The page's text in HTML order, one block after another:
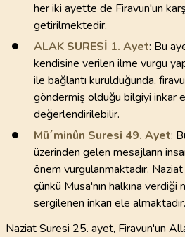
her iki ayette de Firavun'un
getirilmektedir.
ALAK SURESİ 1. Ayet: Bu
kendisine verilen ilme vurgu
ile bağlantı kurulduğunda,
göndermiş olduğu bilgiyi inkar
değerlendirilebilir.
Mü´minûn Suresi 49. Ayet:
üzerinden gelen mesajların
önem vurgulanmaktadır.
çünkü Musa'nın halkına verdiği
sergilenen inkarı ele almaktadır.
Naziat Suresi 25. ayet, Firavun'un